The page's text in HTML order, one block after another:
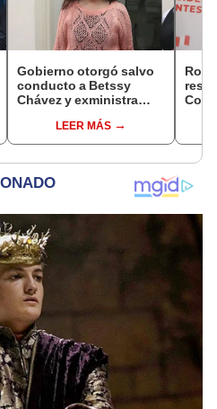
Gobierno otorgó salvo
conducto a Betssy
Chávez y exministra
madrugadaLEER MÁS